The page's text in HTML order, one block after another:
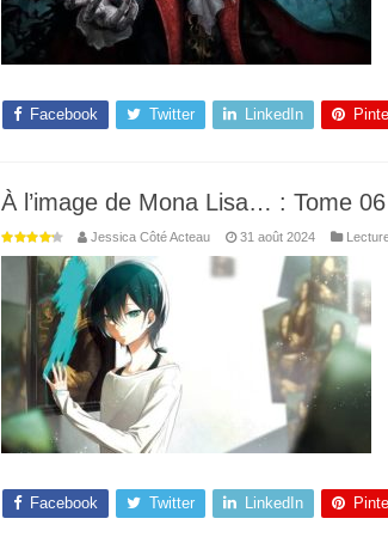
Facebook Twitter LinkedIn
À l’image de Mona Lisa… : Tome
Jessica Côté Acteau 31 août 2024
Facebook Twitter LinkedIn